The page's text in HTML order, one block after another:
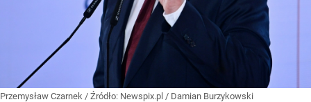
Przemysław Czarnek / Źródło: Newspix.pl / Damian Burzykowski